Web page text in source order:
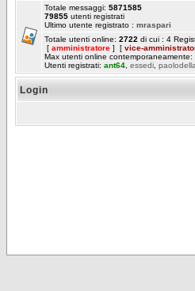
Totale messaggi: 5871585
79855 utenti registrati
Ultimo utente registrato : mraspari
Totale utenti online: 2722 di cui : 4
[ amministratore ] [ vice-
Max utenti online contemporaneamente:
Utenti registrati: ant64 essedi
Login